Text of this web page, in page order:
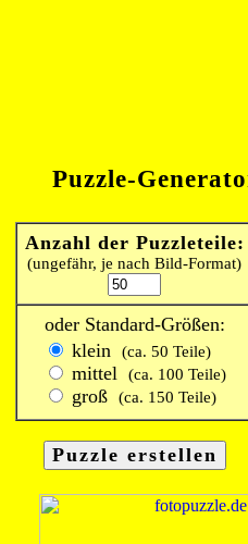
Puzzle-
Anzahl der Puzzleteile:
(ungefähr, je nach Bild-Format)
oder Standard-Größen:
klein
(ca. 50 Teile)
mittel (ca. 100 Teile)
groß (ca. 150 Teile)